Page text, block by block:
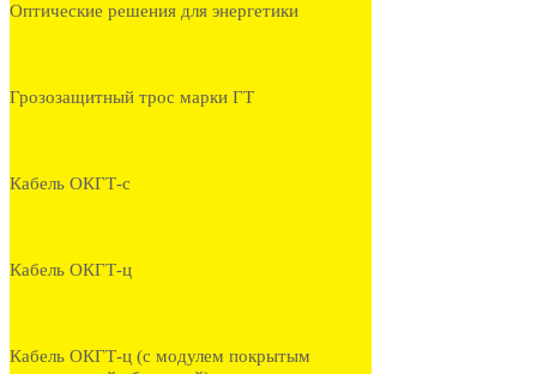
Оптические решения для энергетики
Грозозащитный трос марки ГТ
Кабель ОКГТ-с
Кабель ОКГТ-ц
Кабель ОКГТ-ц (с модулем покрытым